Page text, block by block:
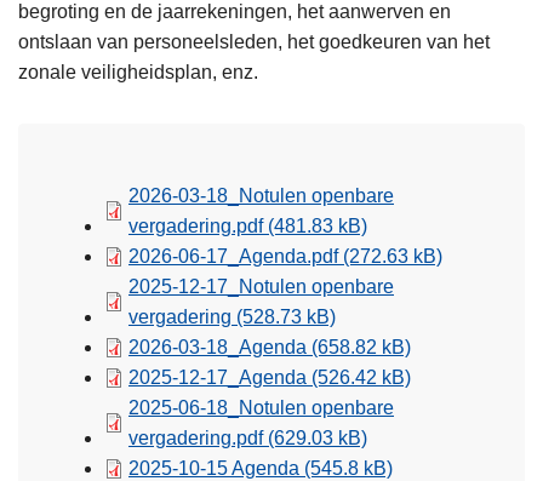
begroting en de jaarrekeningen, het aanwerven en
ontslaan van personeelsleden, het goedkeuren van het
zonale veiligheidsplan, enz.
2026-03-18_Notulen openbare
vergadering.pdf (481.83 kB)
2026-06-17_Agenda.pdf (272.63 kB)
2025-12-17_Notulen openbare
vergadering (528.73 kB)
2026-03-18_Agenda (658.82 kB)
2025-12-17_Agenda (526.42 kB)
2025-06-18_Notulen openbare
vergadering.pdf (629.03 kB)
2025-10-15 Agenda (545.8 kB)